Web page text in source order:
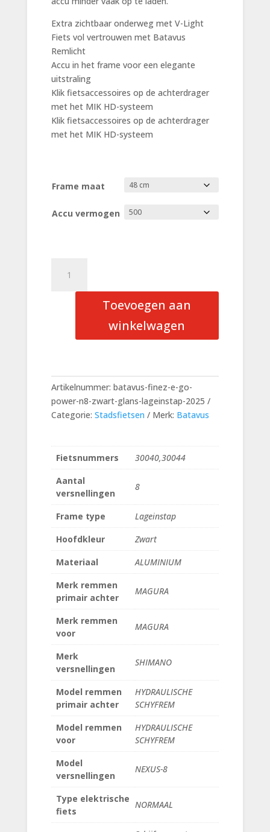
Extra zichtbaar onderweg met V-Light
Fiets vol vertrouwen met Batavus
Remlicht
Accu in het frame voor een elegante
uitstraling
Klik fietsaccessoires op de achterdrager
met het MIK HD-systeem
Klik fietsaccessoires op de achterdrager
met het MIK HD-systeem
Frame maat
Accu vermogen
Finez
Lageinstap
aantal
Toevoegen aan
winkelwagen
Artikelnummer: batavus-finez-e-go-
power-n8-zwart-glans-lageinstap-2025
Categorie: Stadsfietsen Merk: Batavus
Fietsnummers
30040,30044
Aantal
versnellingen
8
Frame type
Lageinstap
Hoofdkleur
Zwart
Materiaal
ALUMINIUM
Merk remmen
primair achter
MAGURA
Merk remmen
voor
MAGURA
Merk
versnellingen
SHIMANO
Model remmen
primair achter
HYDRAULISCHE
SCHYFREM
Model remmen
voor
HYDRAULISCHE
SCHYFREM
Model
versnellingen
NEXUS-8
Type elektrische
fiets
NORMAAL